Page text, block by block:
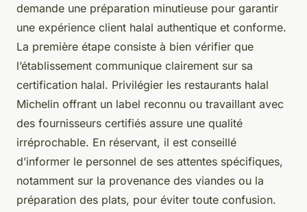
demande une préparation minutieuse pour garantir
une expérience client halal authentique et conforme.
La première étape consiste à bien vérifier que
l’établissement communique clairement sur sa
certification halal. Privilégier les restaurants halal
Michelin offrant un label reconnu ou travaillant avec
des fournisseurs certifiés assure une qualité
irréprochable. En réservant, il est conseillé
d’informer le personnel de ses attentes spécifiques,
notamment sur la provenance des viandes ou la
préparation des plats, pour éviter toute confusion.